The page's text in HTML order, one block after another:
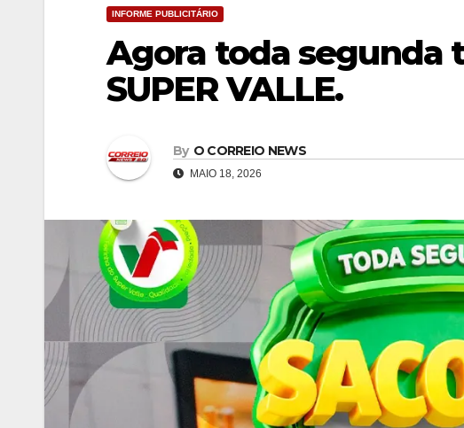
INFORME PUBLICITÁRIO
Agora toda segunda
SUPER VALLE.
By O CORREIO NEWS
MAIO 18, 2026